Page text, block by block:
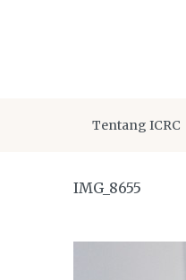
Tentang ICRC
IMG_8655